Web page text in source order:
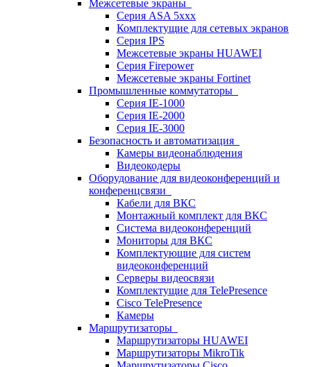
Межсетевые экраны
Серия ASA 5xxx
Комплектущие для сетевых экранов
Серия IPS
Межсетевые экраны HUAWEI
Серия Firepower
Межсетевые экраны Fortinet
Промышленные коммутаторы
Серия IE-1000
Серия IE-2000
Серия IE-3000
Безопасность и автоматизация
Камеры видеонаблюдения
Видеокодеры
Оборудование для видеоконференций и
конференцсвязи
Кабели для ВКС
Монтажный комплект для ВКС
Система видеоконференций
Мониторы для ВКС
Комплектующие для систем
видеоконференций
Серверы видеосвязи
Комплектущие для TelePresence
Cisco TelePresence
Камеры
Маршрутизаторы
Маршрутизаторы HUAWEI
Маршрутизаторы MikroTik